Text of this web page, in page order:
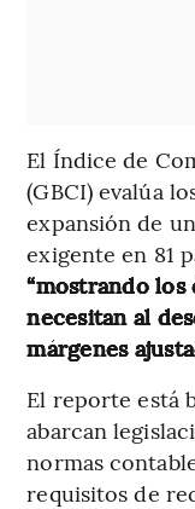
El Índice de
(GBCI) evalúa
expansión de
exigente en 81
“mostrando los
necesitan al
márgenes
El reporte está
abarcan
normas
requisitos de